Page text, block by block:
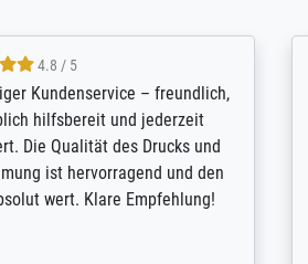
5 / 5
quality and customer
- the quality of the printing is
and difficult to distinguish
real thing; it will be my go-to
art prints from now on -